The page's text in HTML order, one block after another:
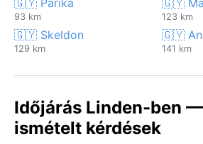
93 km 123 km
🇬🇾 Skeldon
129 km
🇬🇾
141 km
Időjárás Linden-ben
ismételt kérdések